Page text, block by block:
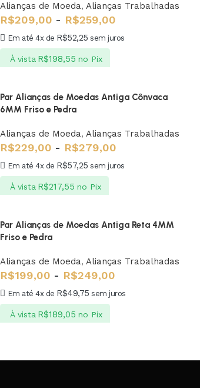
Alianças de Moeda, Alianças Trabalhadas
R$209,00 - R$259,00
Em até 4x de R$52,25 sem juros
À vista R$198,55 no Pix
Par Alianças de Moedas Antiga Cônvaca
6MM Friso e Pedra
Alianças de Moeda, Alianças Trabalhadas
R$229,00 - R$279,00
Em até 4x de R$57,25 sem juros
À vista R$217,55 no Pix
Par Alianças de Moedas Antiga Reta 4MM
Friso e Pedra
Alianças de Moeda, Alianças Trabalhadas
R$199,00 - R$249,00
Em até 4x de R$49,75 sem juros
À vista R$189,05 no Pix